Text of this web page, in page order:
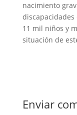
nacimiento
11 mil niños y
situación de
Enviar